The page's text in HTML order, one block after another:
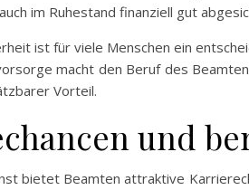
im Ruhestand finanziell gut
ist für viele Menschen ein
macht den Beruf des
Vorteil.
und
bietet Beamten attraktive